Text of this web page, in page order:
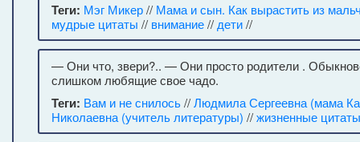
Теги: Мэг Микер// Мама и сын. Как вырастить из
мудрые цитаты // внимание// дети//
— Они что, звери?.. — Они просто родители .
слишком любящие свое чадо.
Теги: Вам и не снилось//Людмила Сергеевна (мама
Николаевна (учитель литературы) //жизненные цитаты